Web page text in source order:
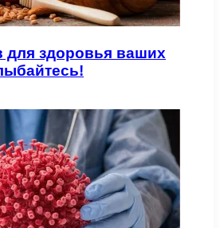
для здоровья ваших